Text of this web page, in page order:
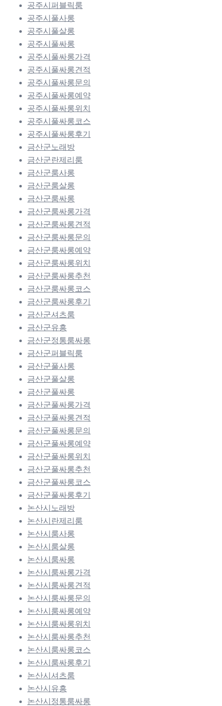
공주시퍼블릭룸
공주시풀사롱
공주시풀살롱
공주시풀싸롱
공주시풀싸롱가격
공주시풀싸롱견적
공주시풀싸롱문의
공주시풀싸롱예약
공주시풀싸롱위치
공주시풀싸롱코스
공주시풀싸롱후기
금산군노래방
금산군란제리룸
금산군룸사롱
금산군룸살롱
금산군룸싸롱
금산군룸싸롱가격
금산군룸싸롱견적
금산군룸싸롱문의
금산군룸싸롱예약
금산군룸싸롱위치
금산군룸싸롱추천
금산군룸싸롱코스
금산군룸싸롱후기
금산군셔츠룸
금산군유흥
금산군정통룸싸롱
금산군퍼블릭룸
금산군풀사롱
금산군풀살롱
금산군풀싸롱
금산군풀싸롱가격
금산군풀싸롱견적
금산군풀싸롱문의
금산군풀싸롱예약
금산군풀싸롱위치
금산군풀싸롱추천
금산군풀싸롱코스
금산군풀싸롱후기
논산시노래방
논산시란제리룸
논산시룸사롱
논산시룸살롱
논산시룸싸롱
논산시룸싸롱가격
논산시룸싸롱견적
논산시룸싸롱문의
논산시룸싸롱예약
논산시룸싸롱위치
논산시룸싸롱추천
논산시룸싸롱코스
논산시룸싸롱후기
논산시셔츠룸
논산시유흥
논산시정통룸싸롱